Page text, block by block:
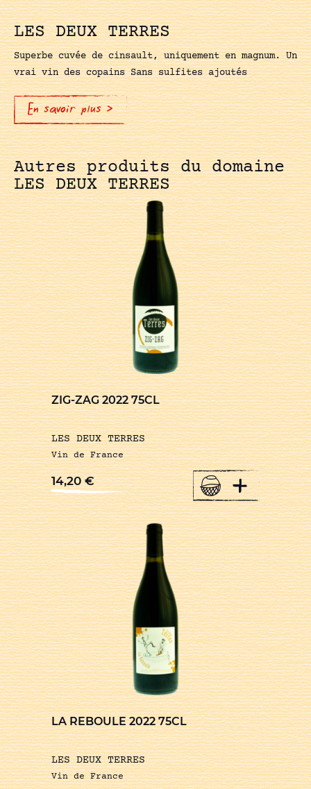
LES DEUX TERRES
Superbe cuvée de cinsault, uniquement en magnum. Un
vrai vin des copains Sans sulfites ajoutés
En savoir plus >
Autres produits du domaine
LES DEUX TERRES
ZIG-ZAG 2022 75CL
LES DEUX TERRES
Vin de France
14,20€ +
LA REBOULE 2022 75CL
LES DEUX TERRES
Vin de France